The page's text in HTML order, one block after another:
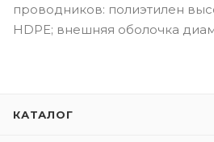
проводников: полиэтилен
HDPE; внешняя оболочка
КАТАЛОГ